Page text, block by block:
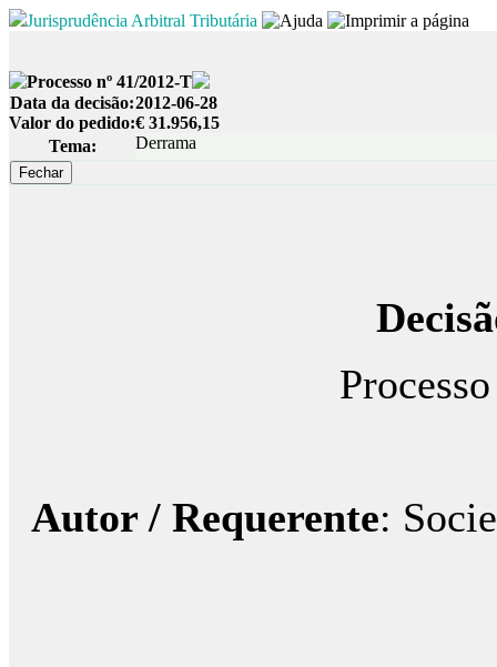
Jurisprudência Arbitral Tributária
Processo nº 41/2012-T
Data da decisão:2012-06-28
Valor do pedido:€ 31.956,15
Tema:
Derrama
Autor / Requerente: